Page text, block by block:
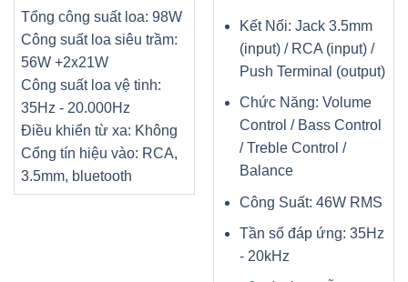
Tổng công suất loa: 98W
Công suất loa siêu trầm:
56W +2x21W
Công suất loa vệ tinh:
35Hz - 20.000Hz
Điều khiển từ xa: Không
Cổng tín hiệu vào: RCA,
3.5mm, bluetooth
Kết Nối: Jack 3.5mm
(input) / RCA (input) /
Push Terminal (output)
Chức Năng: Volume
Control / Bass Control
/ Treble Control /
Balance
Công Suất: 46W RMS
Tần số đáp ứng: 35Hz
- 20kHz